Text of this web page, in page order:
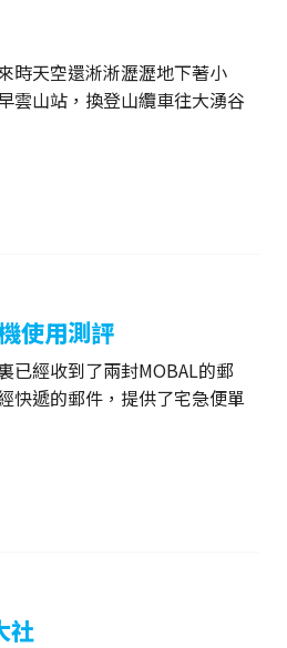
時天空還淅淅瀝瀝地下著小
雲山站，換登山纜車往大湧谷
使用測評
已經收到了兩封MOBAL的郵
快遞的郵件，提供了宅急便單
社